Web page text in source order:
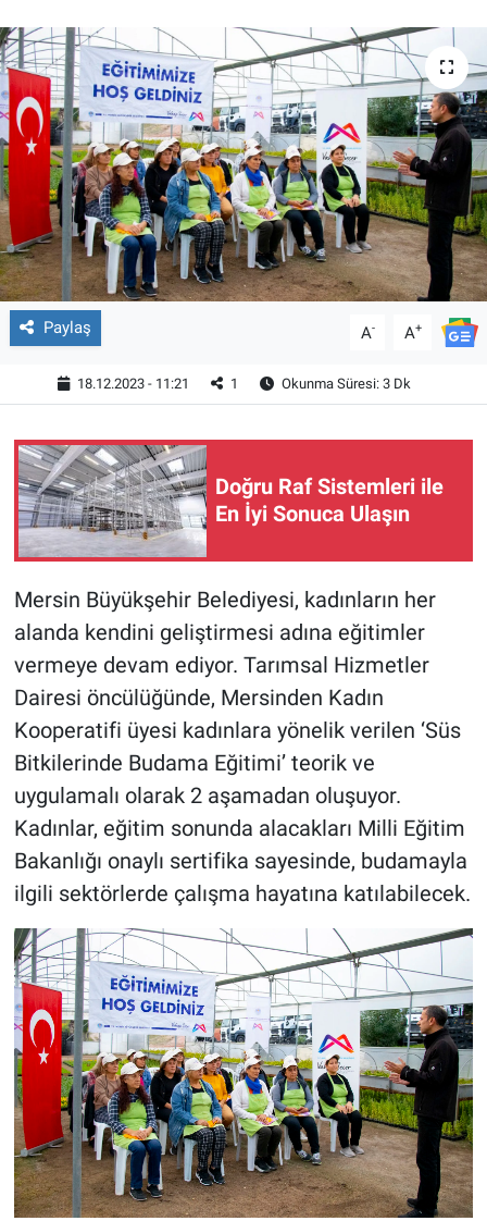
Paylaş A- A+
18.12.2023 - 11:21 1 Okunma Süresi: 3 Dk
Doğru Raf Sistemleri ile
En İyi Sonuca Ulaşın
Mersin Büyükşehir Belediyesi, kadınların her
alanda kendini geliştirmesi adına eğitimler
vermeye devam ediyor. Tarımsal Hizmetler
Dairesi öncülüğünde, Mersinden Kadın
Kooperatifi üyesi kadınlara yönelik verilen ‘Süs
Bitkilerinde Budama Eğitimi’ teorik ve
uygulamalı olarak 2 aşamadan oluşuyor.
Kadınlar, eğitim sonunda alacakları Milli Eğitim
Bakanlığı onaylı sertifika sayesinde, budamayla
ilgili sektörlerde çalışma hayatına katılabilecek.